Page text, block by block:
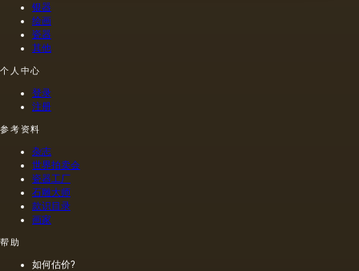
银器
绘画
瓷器
其他
个人中心
登录
注册
参考资料
杂志
世界拍卖会
瓷器工厂
石雕大师
款识目录
画家
帮助
如何估价?